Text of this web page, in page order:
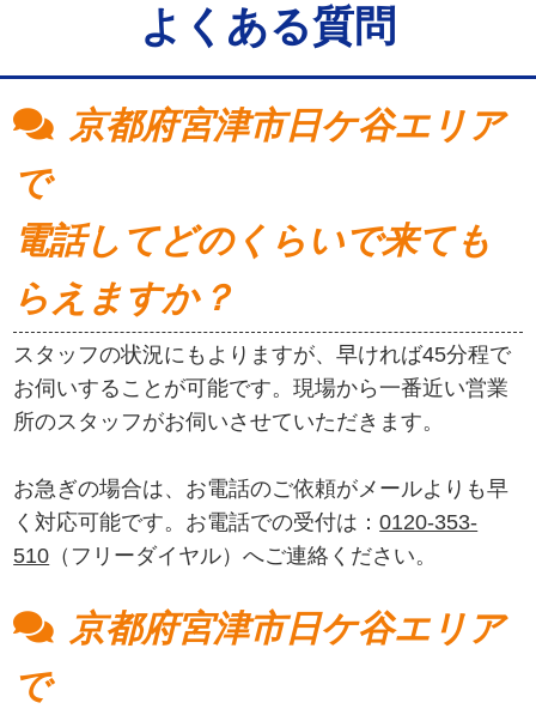
よくある質問
京都府宮津市日ケ谷エリア
で
電話してどのくらいで来ても
らえますか？
スタッフの状況にもよりますが、早ければ45分程で
お伺いすることが可能です。現場から一番近い営業
所のスタッフがお伺いさせていただきます。
お急ぎの場合は、お電話のご依頼がメールよりも早
く対応可能です。お電話での受付は：0120-353-
510 （フリーダイヤル）へご連絡ください。
京都府宮津市日ケ谷エリア
で